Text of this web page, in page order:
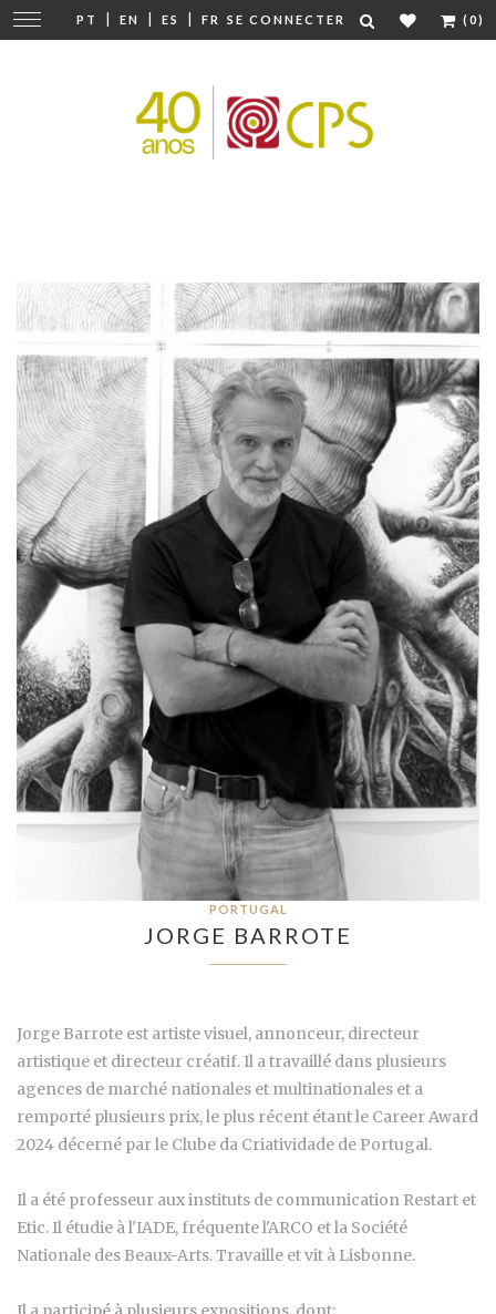
PT | EN | ES | FR SE CONNECTER (0)
Modifier
la
PORTUGAL
JORGE BARROTE
Jorge Barrote est artiste visuel, annonceur, directeur
artistique et directeur créatif. Il a travaillé dans plusieurs
agences de marché nationales et multinationales et a
remporté plusieurs prix, le plus récent étant le Career Award
2024 décerné par le Clube da Criatividade de Portugal.
Il a été professeur aux instituts de communication Restart et
Etic. Il étudie à l'IADE, fréquente l'ARCO et la Société
Nationale des Beaux-Arts. Travaille et vit à Lisbonne.